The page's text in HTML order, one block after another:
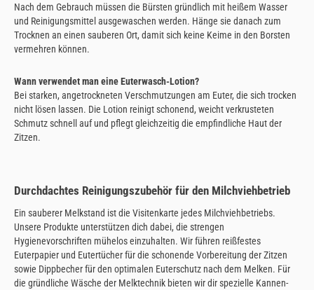
Nach dem Gebrauch müssen die Bürsten gründlich mit heißem Wasser
und Reinigungsmittel ausgewaschen werden. Hänge sie danach zum
Trocknen an einen sauberen Ort, damit sich keine Keime in den Borsten
vermehren können.
Wann verwendet man eine Euterwasch-Lotion?
Bei starken, angetrockneten Verschmutzungen am Euter, die sich trocken
nicht lösen lassen. Die Lotion reinigt schonend, weicht verkrusteten
Schmutz schnell auf und pflegt gleichzeitig die empfindliche Haut der
Zitzen.
Durchdachtes Reinigungszubehör für den Milchviehbetrieb
Ein sauberer Melkstand ist die Visitenkarte jedes Milchviehbetriebs.
Unsere Produkte unterstützen dich dabei, die strengen
Hygienevorschriften mühelos einzuhalten. Wir führen reißfestes
Euterpapier und Eutertücher für die schonende Vorbereitung der Zitzen
sowie Dippbecher für den optimalen Euterschutz nach dem Melken. Für
die gründliche Wäsche der Melktechnik bieten wir dir spezielle Kannen-